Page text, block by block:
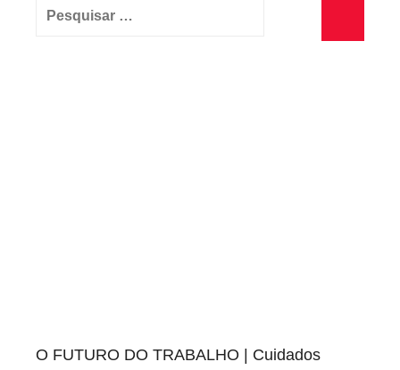
Pesquisar
O FUTURO DO TRABALHO | Cuidados